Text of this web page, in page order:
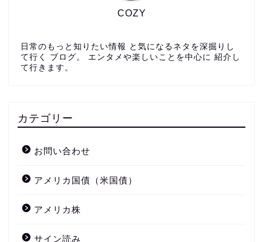
COZY
日常のもっと知りたい情報 と気になるネタを深掘りし
て行く ブログ。 エンタメや楽しいことを中心に 紹介し
て行きます。
カテゴリー
お問い合わせ
アメリカ国債（米国債）
アメリカ株
サイン読み